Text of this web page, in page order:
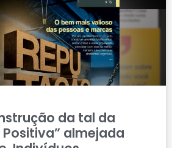
da tal da
almejada